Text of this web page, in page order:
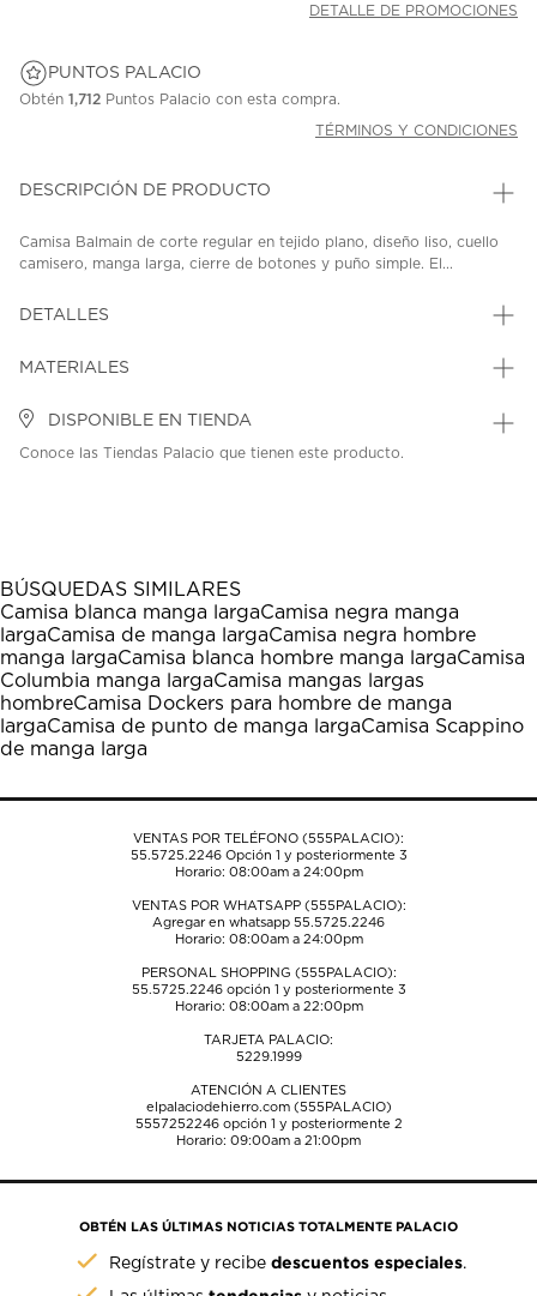
DETALLE DE PROMOCIONES
PUNTOS PALACIO
Obtén 1,712 Puntos Palacio con esta compra.
TÉRMINOS Y CONDICIONES
DESCRIPCIÓN DE PRODUCTO
Camisa Balmain de corte regular en tejido plano, diseño liso, cuello
camisero, manga larga, cierre de botones y puño simple. El...
DETALLES
MATERIALES
DISPONIBLE EN TIENDA
Conoce las Tiendas Palacio que tienen este producto.
BÚSQUEDAS SIMILARES
Camisa blanca manga largaCamisa negra manga
largaCamisa de manga largaCamisa negra hombre
manga largaCamisa blanca hombre manga largaCamisa
Columbia manga largaCamisa mangas largas
hombreCamisa Dockers para hombre de manga
largaCamisa de punto de manga largaCamisa Scappino
de manga larga
VENTAS POR TELÉFONO (555PALACIO):
55.5725.2246Opción 1 y posteriormente 3
Horario: 08:00am a 24:00pm
VENTAS POR WHATSAPP (555PALACIO):
Agregar en whatsapp 55.5725.2246
Horario: 08:00am a 24:00pm
PERSONAL SHOPPING (555PALACIO):
55.5725.2246opción 1 y posteriormente 3
Horario: 08:00am a 22:00pm
TARJETA PALACIO:
5229.1999
ATENCIÓN A CLIENTES
elpalaciodehierro.com (555PALACIO)
5557252246opción 1 y posteriormente 2
Horario: 09:00am a 21:00pm
OBTÉN LAS ÚLTIMAS NOTICIAS TOTALMENTE PALACIO
Regístrate y recibedescuentos especiales.